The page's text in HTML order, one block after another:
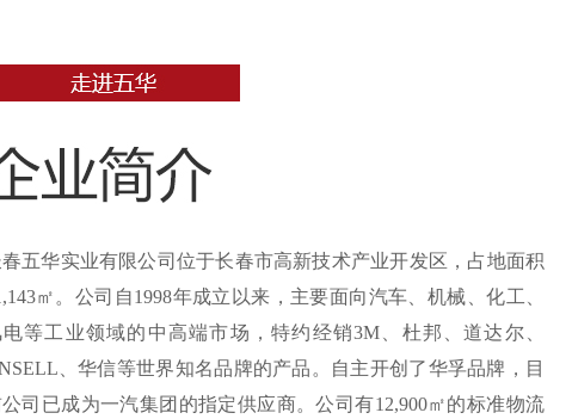
五华实业有限公司位于长春市高新技术产业开发区，占地面积
㎡。公司自1998年成立以来，主要面向汽车、机械、化工、
电等工业领域的中高端市场，特约经销3M、杜邦、道达尔、
、华信等世界知名品牌的产品。自主开创了华孚品牌，目
司已成为一汽集团的指定供应商。公司有12,900㎡的标准物流